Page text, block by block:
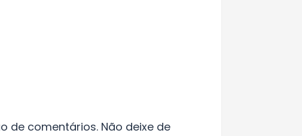
de comentários. Não deixe de